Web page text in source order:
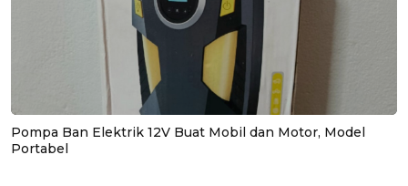
Pompa Ban Elektrik 12V Buat Mobil dan Motor, Model
Portabel